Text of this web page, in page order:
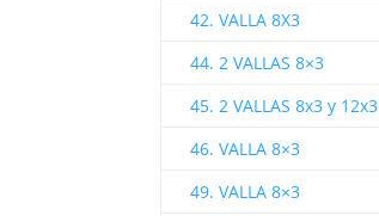
42. VALLA 8X3
44. 2 VALLAS 8×3
45. 2 VALLAS 8x3 y 12x3
46. VALLA 8×3
49. VALLA 8×3